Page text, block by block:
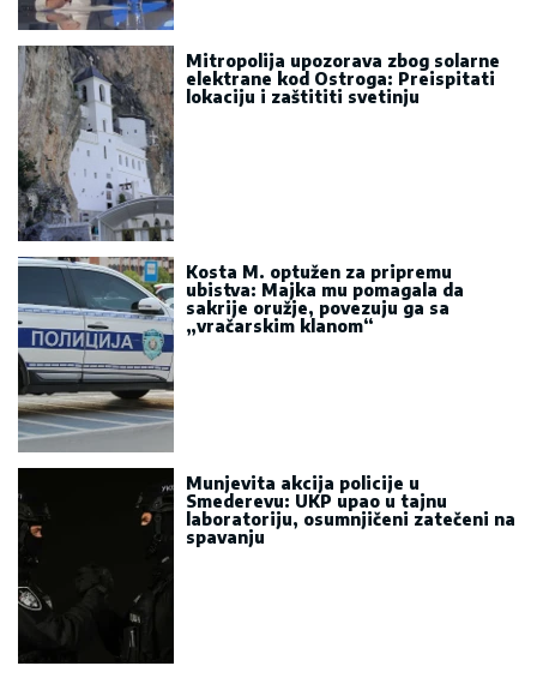
Mitropolija upozorava zbog solarne
elektrane kod Ostroga: Preispitati
lokaciju i zaštititi svetinju
Kosta M. optužen za pripremu
ubistva: Majka mu pomagala da
sakrije oružje, povezuju ga sa
„vračarskim klanom“
Munjevita akcija policije u
Smederevu: UKP upao u tajnu
laboratoriju, osumnjičeni zatečeni na
spavanju